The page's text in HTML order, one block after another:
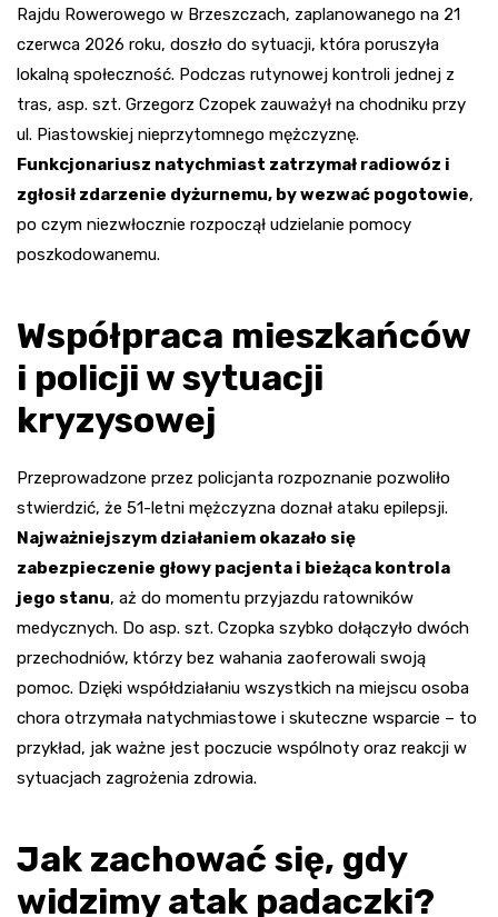
Rajdu Rowerowego w Brzeszczach, zaplanowanego na 21
czerwca 2026 roku, doszło do sytuacji, która poruszyła
lokalną społeczność. Podczas rutynowej kontroli jednej z
tras, asp. szt. Grzegorz Czopek zauważył na chodniku przy
ul. Piastowskiej nieprzytomnego mężczyznę.
Funkcjonariusz natychmiast zatrzymał radiowóz i
zgłosił zdarzenie dyżurnemu, by wezwać pogotowie,
po czym niezwłocznie rozpoczął udzielanie pomocy
poszkodowanemu.
Współpraca mieszkańców
i policji w sytuacji
kryzysowej
Przeprowadzone przez policjanta rozpoznanie pozwoliło
stwierdzić, że 51-letni mężczyzna doznał ataku epilepsji.
Najważniejszym działaniem okazało się
zabezpieczenie głowy pacjenta i bieżąca kontrola
jego stanu, aż do momentu przyjazdu ratowników
medycznych. Do asp. szt. Czopka szybko dołączyło dwóch
przechodniów, którzy bez wahania zaoferowali swoją
pomoc. Dzięki współdziałaniu wszystkich na miejscu osoba
chora otrzymała natychmiastowe i skuteczne wsparcie – to
przykład, jak ważne jest poczucie wspólnoty oraz reakcji w
sytuacjach zagrożenia zdrowia.
Jak zachować się, gdy
widzimy atak padaczki?